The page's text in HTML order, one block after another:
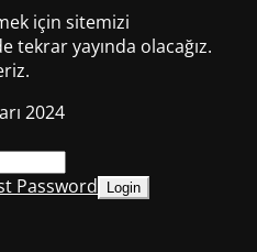
için sitemizi
tekrar yayında olacağız.
2024
Password